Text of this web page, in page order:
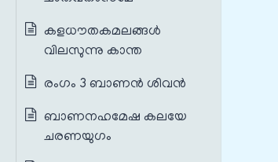
കളധൗതകമലങ്ങൾ
വിലസുന്നു കാന്ത
രംഗം 3 ബാണൻ ശിവൻ
ബാണനഹമേഷ കലയേ
ചരണയുഗം